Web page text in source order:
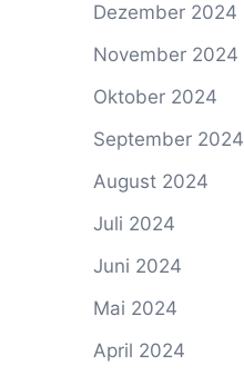
Dezember 2024
November 2024
Oktober 2024
September 2024
August 2024
Juli 2024
Juni 2024
Mai 2024
April 2024